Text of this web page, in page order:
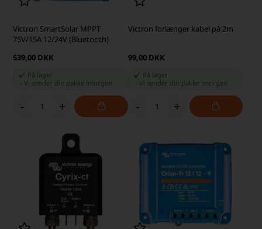
Victron SmartSolar MPPT
75V/15A 12/24V (Bluetooth)
539,00 DKK
På lager
-Vi sender din pakke imorgen
- +
Victron forlænger kabel på 2m
99,00 DKK
På lager
Vi sender din pakke imorgen
- +